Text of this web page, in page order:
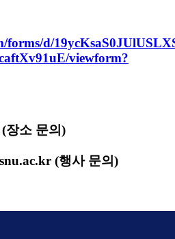
forms/d/
viewform?
장소 문의)
(행사 문의)